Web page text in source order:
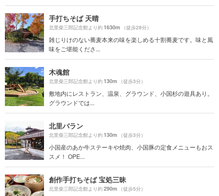
手打ちそば 天晴
北里柴三郎記念館より約1630m （徒歩28分）
雑じりけのない蕎麦本来の味を楽しめる十割蕎麦です。味と風
味をご堪能くださ...
木魂館
北里柴三郎記念館より約130m （徒歩3分）
敷地内にレストラン、温泉、グラウンド、小国杉の遊具あり。
グラウンドでは...
北里バラン
北里柴三郎記念館より約130m （徒歩3分）
小国産のあか牛ステーキや焼肉、小国豚の定食メニューもおス
スメ！ OPE...
創作手打ちそば 宝処三昧
北里柴三郎記念館より約290m （徒歩5分）